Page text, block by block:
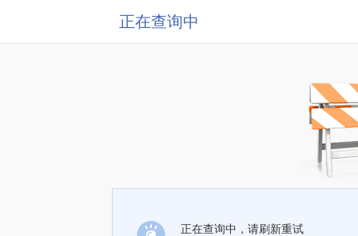
正在查询中
正在查询中，请刷新重试